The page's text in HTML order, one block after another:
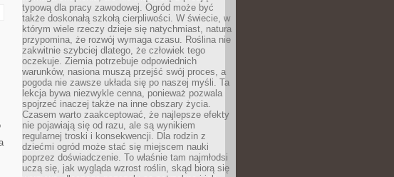
typową dla pracy zawodowej. Ogród może być
także doskonałą szkołą cierpliwości. W świecie, w
którym wiele rzeczy dzieje się natychmiast, natura
przypomina, że rozwój wymaga czasu. Roślina nie
zakwitnie szybciej dlatego, że człowiek tego
oczekuje. Ziemia potrzebuje odpowiednich
warunków, nasiona muszą przejść swój proces, a
pogoda nie zawsze układa się po naszej myśli. Ta
lekcja bywa niezwykle cenna, ponieważ pozwala
spojrzeć inaczej także na inne obszary życia.
Czasem warto zaakceptować, że najlepsze efekty
nie pojawiają się od razu, ale są wynikiem
regularnej troski i konsekwencji. Dla rodzin z
dziećmi ogród może stać się miejscem nauki
poprzez doświadczenie. To właśnie tam najmłodsi
uczą się, jak wygląda wzrost roślin, skąd biorą się